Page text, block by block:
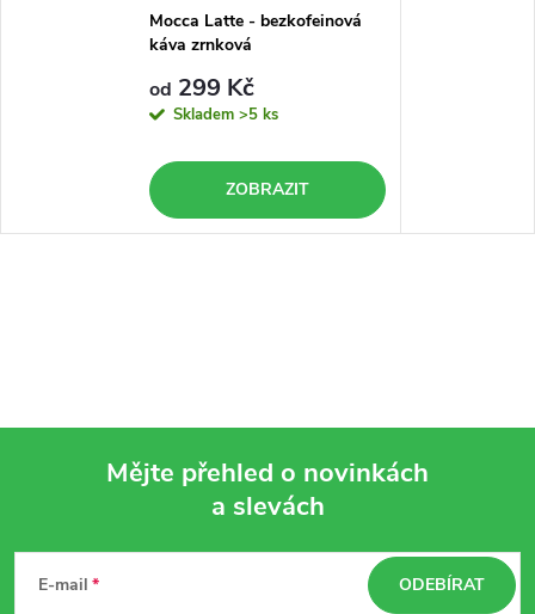
Mocca Latte - bezkofeinová
káva zrnková
od 299 Kč
Skladem >5 ks
ZOBRAZIT
Mějte přehled o novinkách
a slevách
E-mail ODEBÍRAT